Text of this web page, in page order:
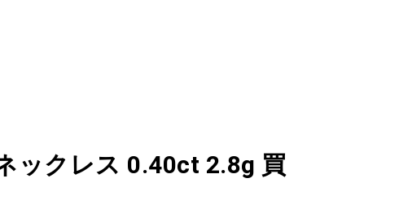
ックレス 0.40ct 2.8g 買